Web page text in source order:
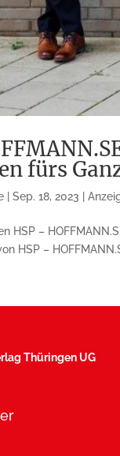
fürs
|Sep. 18, 2023 |
HSP –
HSP –
Thüringen UG